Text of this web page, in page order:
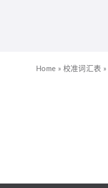
Home » 校准词汇表 »